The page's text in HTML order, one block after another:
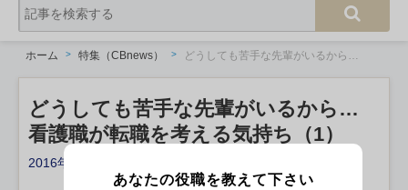
ホーム 特集（CBnews） どうしても苦手な先輩がいるから…
どうしても苦手な先輩がいるから…
看護職が転職を考える気持ち（1）
2016年01月24日 17:00
リンクをコピー X ポスト
あなたの役職を教えて下さい